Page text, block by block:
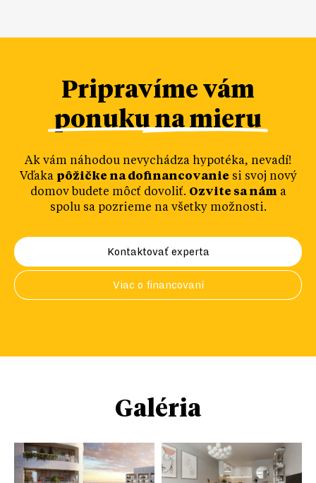
Pripravíme vám
ponuku na mieru
Ak vám náhodou nevychádza hypotéka, nevadí!
Vďaka pôžičke na dofinancovanie si svoj nový
domov budete môcť dovoliť. Ozvite sa náma
spolu sa pozrieme na všetky možnosti.
Kontaktovať experta
Viac o financovaní
Galéria